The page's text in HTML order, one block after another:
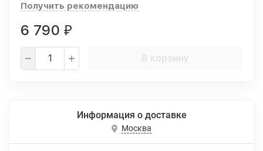
Получить рекомендацию
6 790 ₽
В корзину
Информация о доставке
Москва